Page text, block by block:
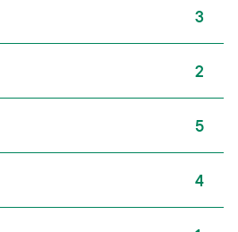
3
2
5
4